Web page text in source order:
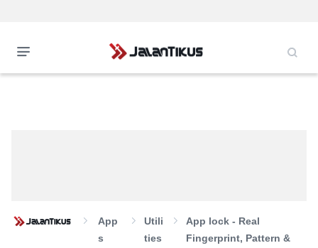
App
S
Utili
Ties
App lock - Real
Fingerprint, Pattern &